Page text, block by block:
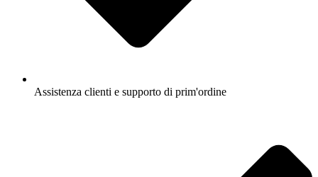
Assistenza clienti e supporto di prim'ordine